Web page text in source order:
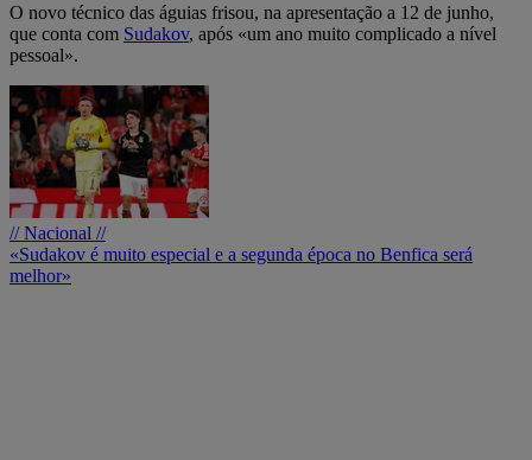
O novo técnico das águias frisou, na apresentação a 12 de junho,
que conta com Sudakov, após «um ano muito complicado a nível
pessoal».
// Nacional //
«Sudakov é muito especial e a segunda época no Benfica será
melhor»